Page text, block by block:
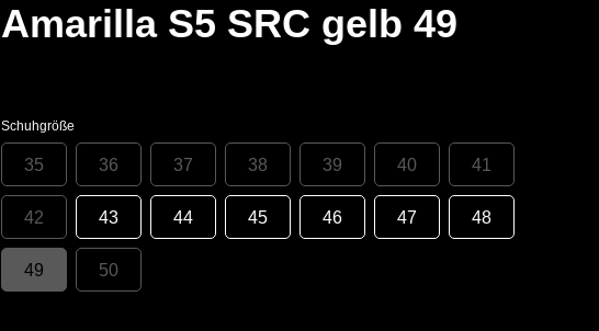
Amarilla S5 SRC gelb 49
Schuhgröße
35 36 37 38 39 40 41
42 43 44 45 46 47 48
49 50